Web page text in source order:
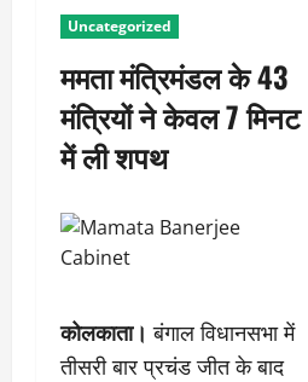
Uncategorized
ममता मंत्रिमंडल के 43
मंत्रियों ने केवल 7 मिनट
में ली शपथ
कोलकाता। बंगाल विधानसभा में
तीसरी बार प्रचंड जीत के बाद